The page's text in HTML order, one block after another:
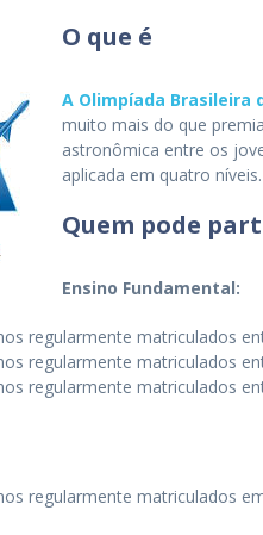
O que é
A Olimpíada Brasileira
muito mais do que
astronômica entre os
aplicada em quatro níveis.
Quem pode
Ensino Fundamental:
regularmente matriculados
regularmente matriculados
regularmente matriculados
regularmente matriculados